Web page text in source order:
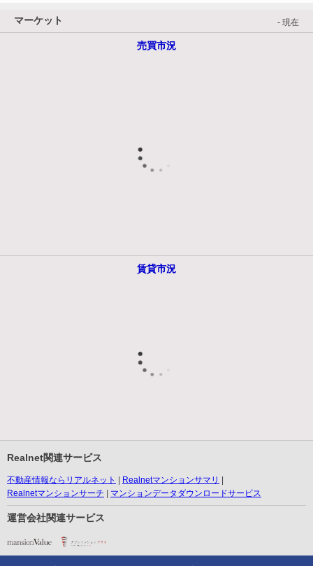
マーケット - 現在
売買市況
賃貸市況
Realnet関連サービス
不動産情報ならリアルネット
Realnetマンションサマリ
Realnetマンションサーチ
マンションデータダウンロードサービス
運営会社関連サービス